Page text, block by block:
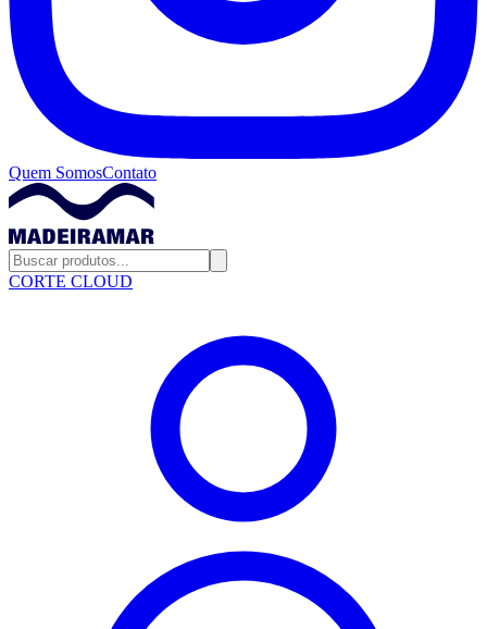
Quem SomosContato
CORTE CLOUD